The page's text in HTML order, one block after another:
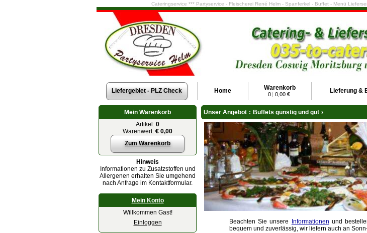
Cateringservice *** Partyservice - Fleischerei René Helm - Spanferkel - Buffet - Menü
Liefergebiet - PLZ Check Home Warenkorb
0 | 0,00 € Lieferung &
Mein Warenkorb
Artikel: 0
Warenwert: € 0,00
Zum Warenkorb
Hinweis
Informationen zu Zusatzstoffen und
Allergenen erhalten Sie umgehend
nach Anfrage im Kontaktformular.
Mein Konto
Willkommen Gast!
Einloggen
Unser Angebot : Buffets günstig und gut ›
Beachten Sie unsere Informationen und
bequem und zuverlässig, wir liefern auch an